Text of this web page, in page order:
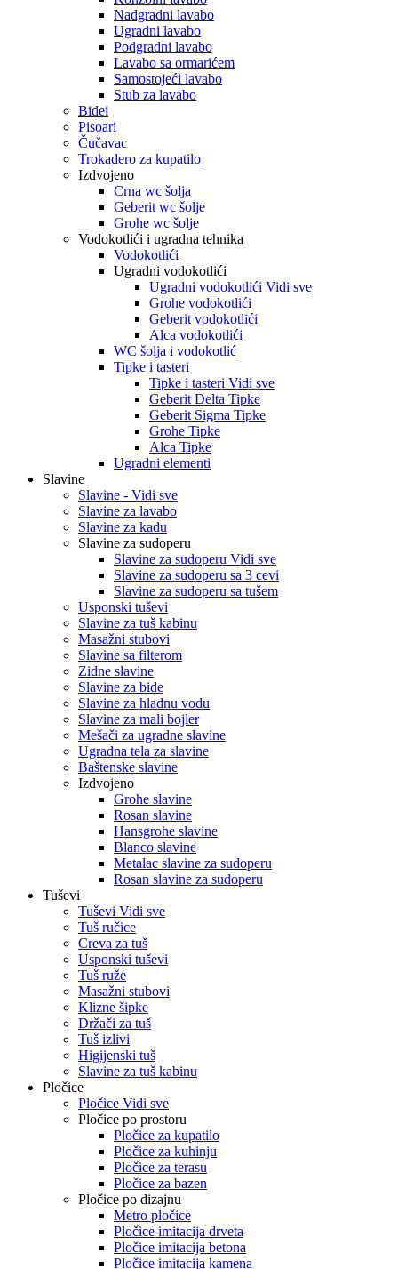
Nadgradni lavabo
Ugradni lavabo
Podgradni lavabo
Lavabo sa ormarićem
Samostojeći lavabo
Stub za lavabo
Bidei
Pisoari
Čučavac
Trokadero za kupatilo
Izdvojeno
Crna wc šolja
Geberit wc šolje
Grohe wc šolje
Vodokotlići i ugradna tehnika
Vodokotlići
Ugradni vodokotlići
Ugradni vodokotlići Vidi sve
Grohe vodokotlići
Geberit vodokotlići
Alca vodokotlići
WC šolja i vodokotlić
Tipke i tasteri
Tipke i tasteri Vidi sve
Geberit Delta Tipke
Geberit Sigma Tipke
Grohe Tipke
Alca Tipke
Ugradni elementi
Slavine
Slavine - Vidi sve
Slavine za lavabo
Slavine za kadu
Slavine za sudoperu
Slavine za sudoperu Vidi sve
Slavine za sudoperu sa 3 cevi
Slavine za sudoperu sa tušem
Usponski tuševi
Slavine za tuš kabinu
Masažni stubovi
Slavine sa filterom
Zidne slavine
Slavine za bide
Slavine za hladnu vodu
Slavine za mali bojler
Mešači za ugradne slavine
Ugradna tela za slavine
Baštenske slavine
Izdvojeno
Grohe slavine
Rosan slavine
Hansgrohe slavine
Blanco slavine
Metalac slavine za sudoperu
Rosan slavine za sudoperu
Tuševi
Tuševi Vidi sve
Tuš ručice
Creva za tuš
Usponski tuševi
Tuš ruže
Masažni stubovi
Klizne šipke
Držači za tuš
Tuš izlivi
Higijenski tuš
Slavine za tuš kabinu
Pločice
Pločice Vidi sve
Pločice po prostoru
Pločice za kupatilo
Pločice za kuhinju
Pločice za terasu
Pločice za bazen
Pločice po dizajnu
Metro pločice
Pločice imitacija drveta
Pločice imitacija betona
Pločice imitacija kamena